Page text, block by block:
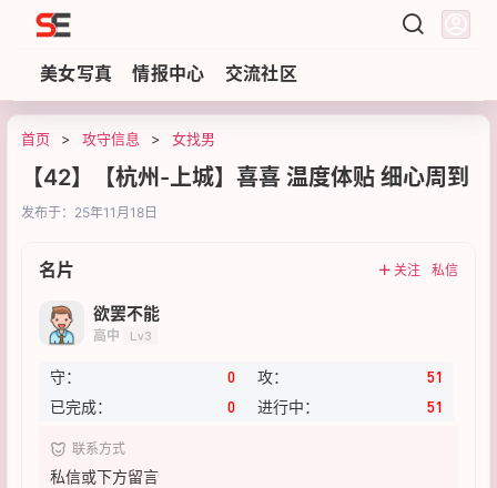
Sezzz
美女写真 情报中心 交流社区
首页 > 攻守信息 > 女找男
【42】【杭州-上城】喜喜 温度体贴 细心周到
发布于： 25年11月18日
名片 关注 私信
欲罢不能
高中 Lv3
守： 0 攻：
51
已完成：
0 进行中： 51
联系方式
私信或下方留言